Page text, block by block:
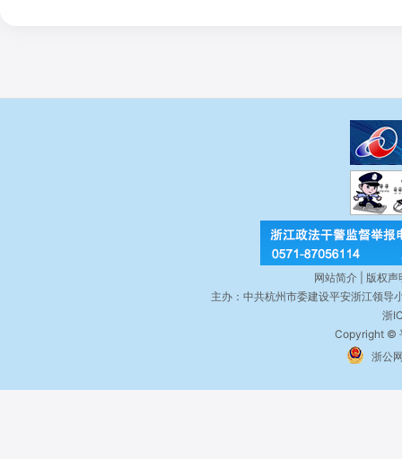
网站简介 | 版权
主办：中共杭州市委建设平安浙江领导
浙
Copyright ©
浙公